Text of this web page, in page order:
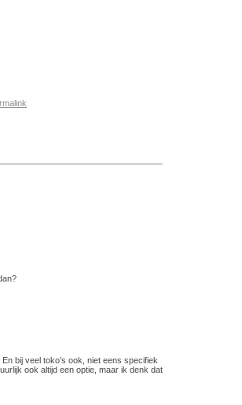
bij veel toko’s ook, niet eens specifiek
ook altijd een optie, maar ik denk dat